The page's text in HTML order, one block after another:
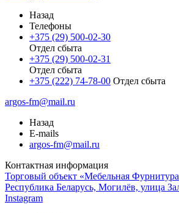
Назад
Телефоны
+375 (29) 500-02-30
Отдел сбыта
+375 (29) 500-02-31
Отдел сбыта
+375 (222) 74-78-00 Отдел сбыта
argos-fm@mail.ru
Назад
E-mails
argos-fm@mail.ru
Контактная информация
Торговый объект «Мебельная
Республика Беларусь, Могилёв, улица
Instagram